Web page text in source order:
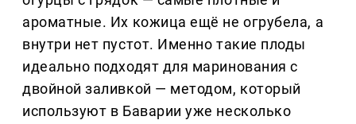
ароматные. Их кожица ещё не огрубела, а
внутри нет пустот. Именно такие плоды
идеально подходят для маринования с
двойной заливкой — методом, который
используют в Баварии уже несколько